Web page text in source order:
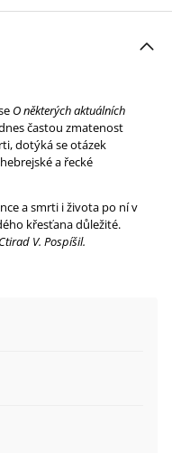
O některých aktuálních
častou zmatenost
dotýká se otázek
a řecké
a smrti i života po ní v
křesťana důležité.
Ctirad V. Pospíšil.